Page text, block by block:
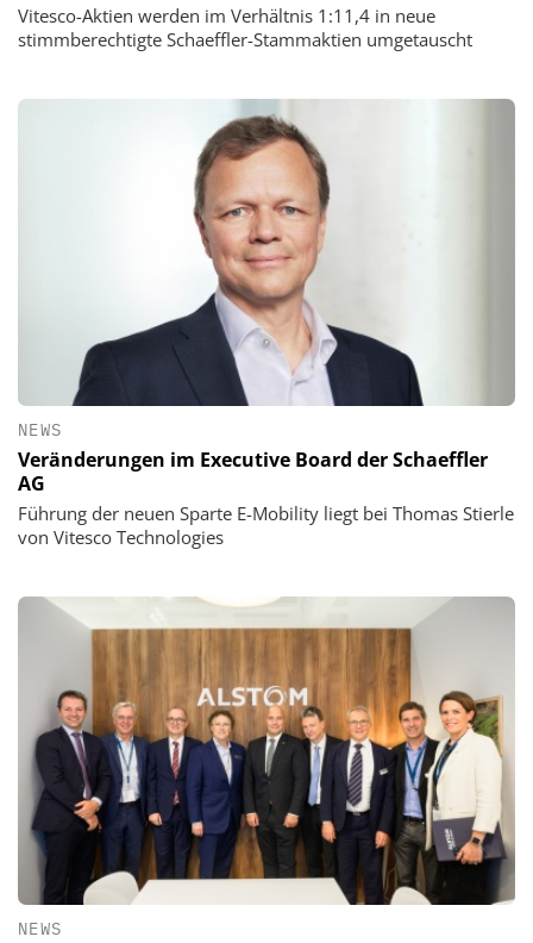
Vitesco-Aktien werden im Verhältnis 1:11,4 in neue
stimmberechtigte Schaeffler-Stammaktien umgetauscht
NEWS
Veränderungen im Executive Board der Schaeffler
AG
Führung der neuen Sparte E-Mobility liegt bei Thomas Stierle
von Vitesco Technologies
NEWS